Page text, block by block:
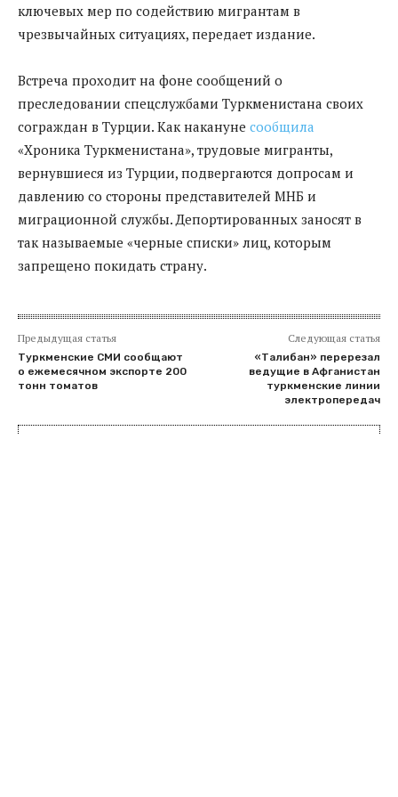
ключевых мер по содействию мигрантам в
чрезвычайных ситуациях, передает издание.
Встреча проходит на фоне сообщений о
преследовании спецслужбами Туркменистана своих
сограждан в Турции. Как накануне сообщила
«Хроника Туркменистана», трудовые мигранты,
вернувшиеся из Турции, подвергаются допросам и
давлению со стороны представителей МНБ и
миграционной службы. Депортированных заносят в
так называемые «черные списки» лиц, которым
запрещено покидать страну.
Предыдущая статья
Туркменские СМИ сообщают
о ежемесячном экспорте 200
тонн томатов
Следующая статья
«Талибан» перерезал
ведущие в Афганистан
туркменские линии
электропередач